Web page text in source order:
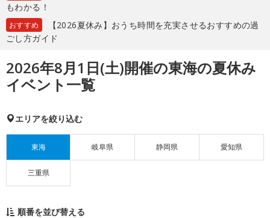
もわかる！
おすすめ
【2026夏休み】おうち時間を充実させるおすすめの過
ごし方ガイド
2026年8月1日(土)開催の東海の夏休み
イベント一覧
エリアを絞り込む
東海 岐阜県 静岡県 愛知県
三重県
順番を並び替える